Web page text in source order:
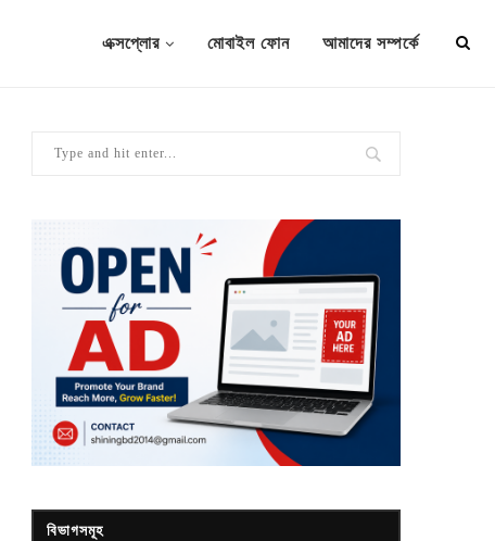
এক্সপ্লোর মোবাইল ফোন আমাদের সম্পর্কে
বিভাগসমূহ